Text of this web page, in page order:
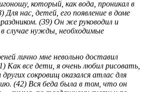
который, как вода, проникал в
нас, детей, его появление в доме
(39) Он же руководил и
случае нужды, необходимые
лично мне невольно доставил
Как все дети, я очень любил рисовать,
других сокровищ оказался атлас для
(42) Вся беда была в том, что он